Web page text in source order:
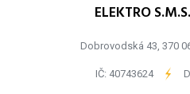
ELEKTRO
Dobrovodská 43, 370
IČ: 40743624 -